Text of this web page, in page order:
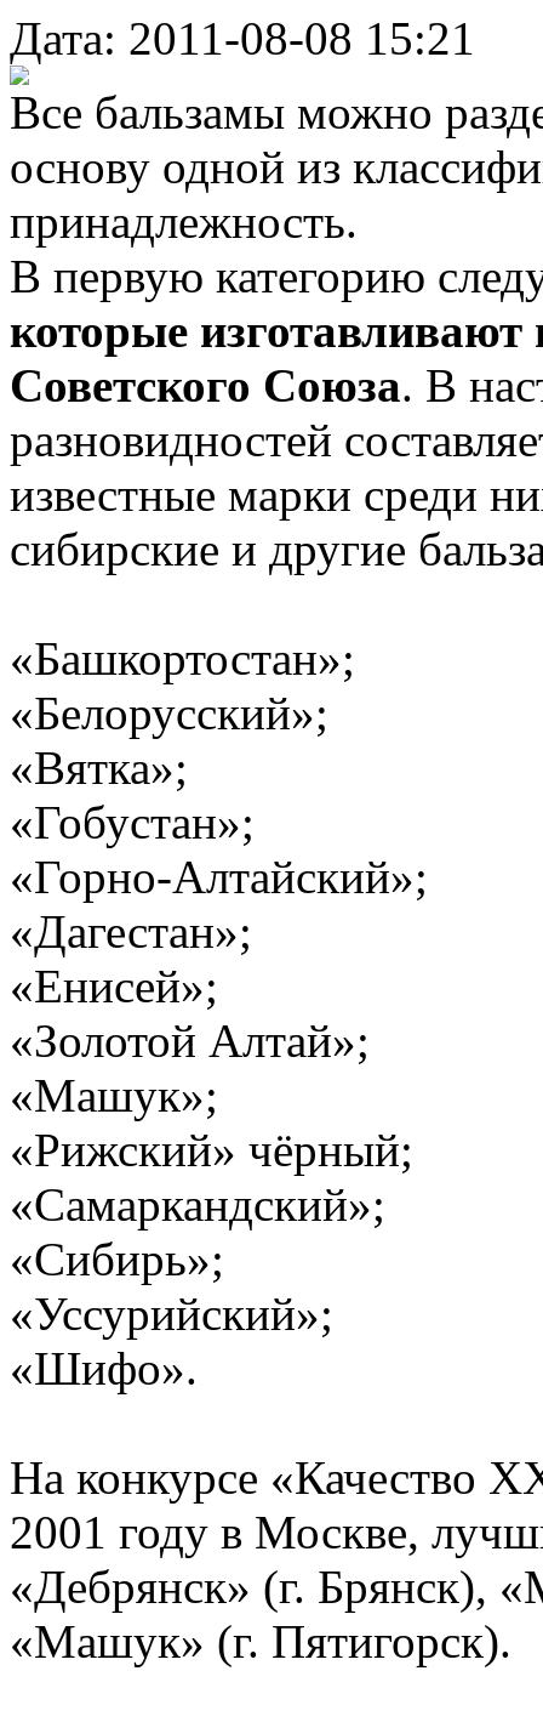
Дата: 2011-08-08 15:21
Все бальзамы можно
основу одной из
принадлежность.
В первую категорию
которые
Советского Союза. В
разновидностей
известные марки среди
сибирские и другие
«Башкортостан»;
«Белорусский»;
«Вятка»;
«Гобустан»;
«Горно-Алтайский»;
«Дагестан»;
«Енисей»;
«Золотой Алтай»;
«Машук»;
«Рижский» чёрный;
«Самаркандский»;
«Сибирь»;
«Уссурийский»;
«Шифо».
На конкурсе «Качество
2001 году в Москве,
«Дебрянск» (г. Брянск),
«Машук» (г. Пятигорск).